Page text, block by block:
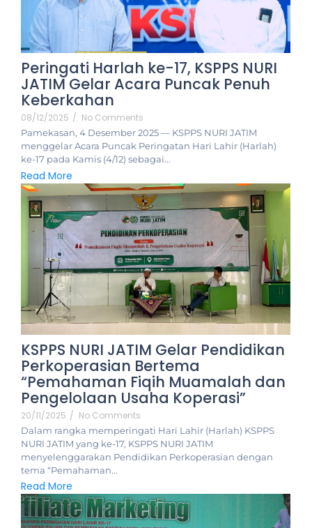
Peringati Harlah ke-17, KSPPS NURI
JATIM Gelar Acara Puncak Penuh
Keberkahan
08/12/2025 / No Comments
Pamekasan, 4 Desember 2025 — KSPPS NURI JATIM
menggelar Acara Puncak Peringatan Hari Lahir (Harlah)
ke-17 pada Kamis (4/12) sebagai...
Read More
KSPPS NURI JATIM Gelar Pendidikan
Perkoperasian Bertema
“Pemahaman Fiqih Muamalah dan
Pengelolaan Usaha Koperasi”
20/11/2025 / No Comments
Dalam rangka memperingati Hari Lahir (Harlah) KSPPS
NURI JATIM yang ke-17, KSPPS NURI JATIM
menyelenggarakan Pendidikan Perkoperasian dengan
tema “Pemahaman...
Read More